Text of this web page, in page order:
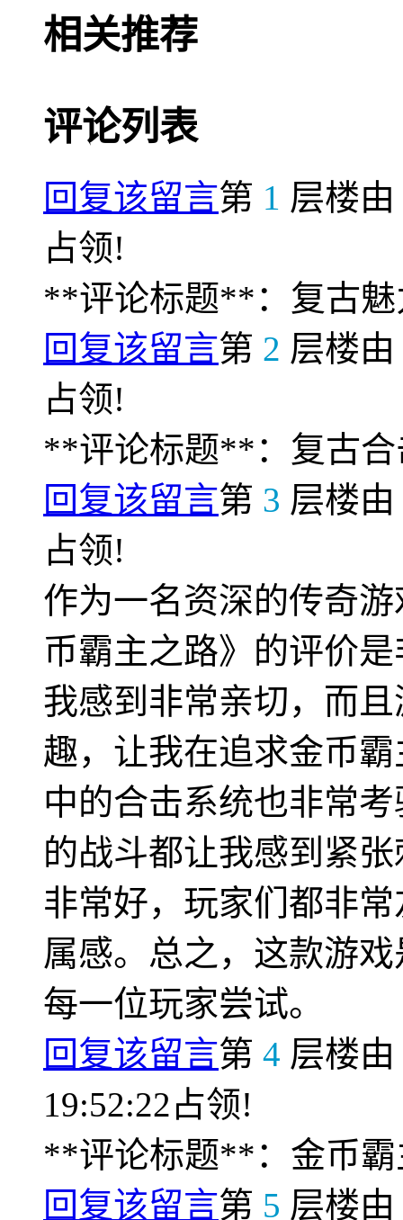
相关推荐
评论列表
回复该留言第 1 层楼由
占领!
**评论标题**：复古魅
回复该留言第 2 层楼由
占领!
**评论标题**：复古合
回复该留言第 3 层楼由
占领!
作为一名资深的传奇
币霸主之路》的评价
我感到非常亲切，而
趣，让我在追求金币
中的合击系统也非常
的战斗都让我感到紧
非常好，玩家们都非
属感。总之，这款游
每一位玩家尝试。
回复该留言第 4 层楼由
19:52:22占领!
**评论标题**：金币霸
回复该留言第 5 层楼由